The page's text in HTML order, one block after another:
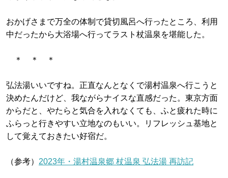
おかげさまで万全の体制で貸切風呂へ行ったところ、利用
中だったから大浴場へ行ってラスト杖温泉を堪能した。
＊ ＊ ＊
弘法湯いいですね。正直なんとなくで湯村温泉へ行こうと
決めたんだけど、我ながらナイスな直感だった。東京方面
からだと、やたらと気合を入れなくても、ふと疲れた時に
ふらっと行きやすい立地なのもいい。リフレッシュ基地と
して覚えておきたい好宿だ。
（参考） 2023年・湯村温泉郷 杖温泉 弘法湯 再訪記